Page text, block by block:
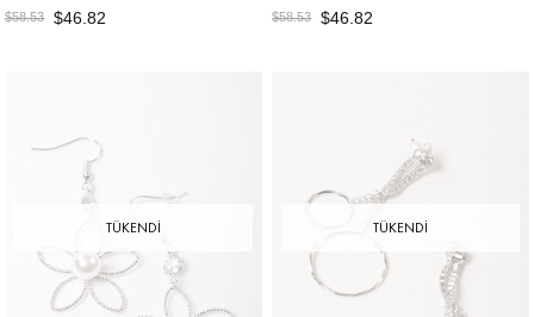
$46.82
$58.53 $46.82
$58.53
TÜKENDI TÜKENDI